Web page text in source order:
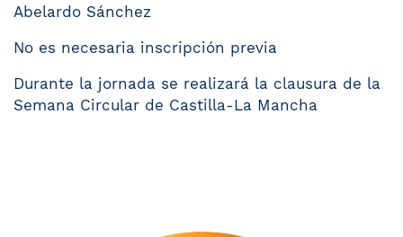
Abelardo Sánchez
No es necesaria inscripción previa
Durante la jornada se realizará la clausura de la
Semana Circular de Castilla-La Mancha